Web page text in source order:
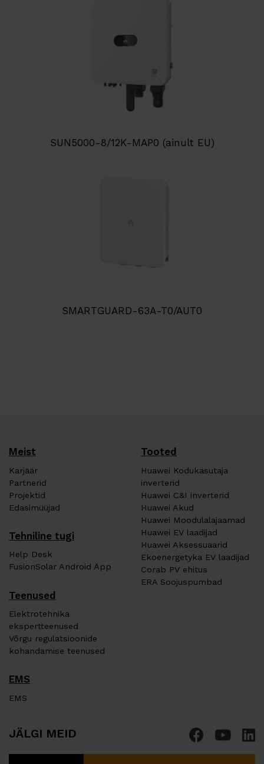
SUN5000-8/12K-MAP0 (ainult EU)
SMARTGUARD-63A-T0/AUT0
Meist
Karjäär
Partnerid
Projektid
Edasimüüjad
Tehniline tugi
Help Desk
FusionSolar Android Äpp
Tooted
Huawei Kodukasutaja
inverterid
Huawei C&I inverterid
Huawei Akud
Huawei Moodulalajaamad
Huawei EV laadijad
Huawei Aksessuaarid
Ekoenergetyka EV laadijad
Corab PV ehitus
ERA Soojuspumbad
Teenused
Elektrotehnika
ekspertteenused
Võrgu regulatsioonide
kohandamise teenused
EMS
EMS
JÄLGI MEID